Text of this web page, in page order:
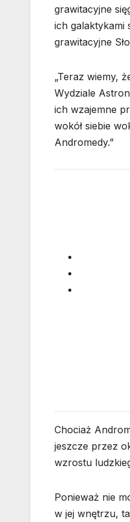
grawitacyjne
ich galaktykami
grawitacyjne
„Teraz wiemy,
Wydziale
ich wzajemne
wokół siebie
Andromedy.”
Chociaż
jeszcze przez
wzrostu
Ponieważ nie
w jej wnętrzu,